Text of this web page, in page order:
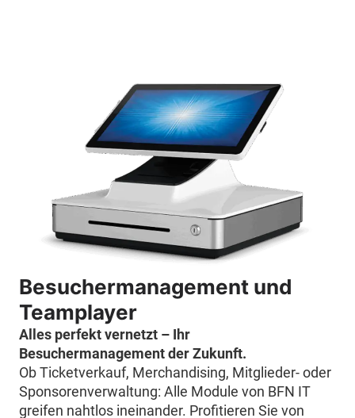
Besuchermanagement und
Teamplayer
Alles perfekt vernetzt – Ihr
Besuchermanagement der Zukunft.
Ob Ticketverkauf, Merchandising, Mitglieder- oder
Sponsorenverwaltung: Alle Module von BFN IT
greifen nahtlos ineinander. Profitieren Sie von